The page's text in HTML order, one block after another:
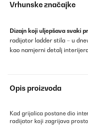
Vrhunske značajke
Dizajn koji uljepšava svaki
radijator ladder stila – u
kao namjerni detalj
Opis proizvoda
Kad grijalica postane dio
radijator koji zagrijava